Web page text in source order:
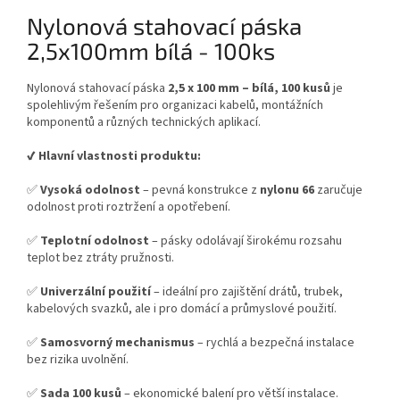
Nylonová stahovací páska
2,5x100mm bílá - 100ks
Nylonová stahovací páska 2,5 x 100 mm – bílá, 100 kusů je
spolehlivým řešením pro organizaci kabelů, montážních
komponentů a různých technických aplikací.
✔️ Hlavní vlastnosti produktu:
✅Vysoká odolnost – pevná konstrukce z nylonu 66 zaručuje
odolnost proti roztržení a opotřebení.
✅ Teplotní odolnost – pásky odolávají širokému rozsahu
teplot bez ztráty pružnosti.
✅ Univerzální použití– ideální pro zajištění drátů, trubek,
kabelových svazků, ale i pro domácí a průmyslové použití.
✅Samosvorný mechanismus – rychlá a bezpečná instalace
bez rizika uvolnění.
✅Sada 100 kusů – ekonomické balení pro větší instalace.